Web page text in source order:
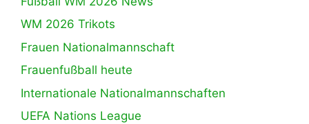
WM 2026 Trikots
Frauen Nationalmannschaft
Frauenfußball heute
Internationale Nationalmannschaften
UEFA Nations League